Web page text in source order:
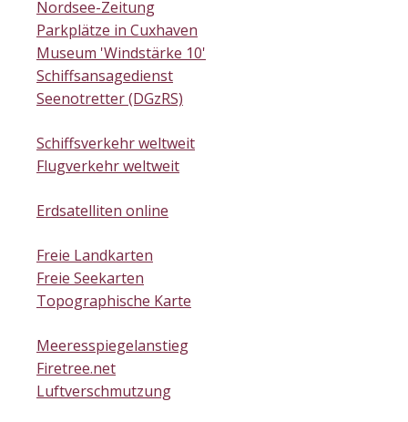
Nordsee-Zeitung
Parkplätze in Cuxhaven
Museum 'Windstärke 10'
Schiffsansagedienst
Seenotretter (DGzRS)
Schiffsverkehr weltweit
Flugverkehr weltweit
Erdsatelliten online
Freie Landkarten
Freie Seekarten
Topographische Karte
Meeresspiegelanstieg
Firetree.net
Luftverschmutzung